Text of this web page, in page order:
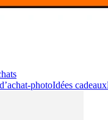
photoIdées cadeaux